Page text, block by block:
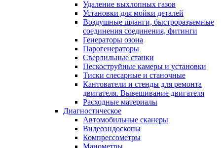
Удаление выхлопных газов
Установки для мойки деталей
Воздушные шланги, быстроразъемные
соединения соединения, фитинги
Генераторы озона
Парогенераторы
Сверлильные станки
Пескоструйные камеры и установки
Тиски слесарные и станочные
Кантователи и стенды для ремонта
двигателя. Вывешивание двигателя
Расходные материалы
Диагностическое
Автомобильные сканеры
Видеоэндоскопы
Компрессометры
Манометры